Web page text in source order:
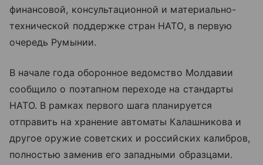
финансовой, консультационной и материально-
технической поддержке стран НАТО, в первую
очередь Румынии.
В начале года оборонное ведомство Молдавии
сообщило о поэтапном переходе на стандарты
НАТО. В рамках первого шага планируется
отправить на хранение автоматы Калашникова и
другое оружие советских и российских калибров,
полностью заменив его западными образцами.